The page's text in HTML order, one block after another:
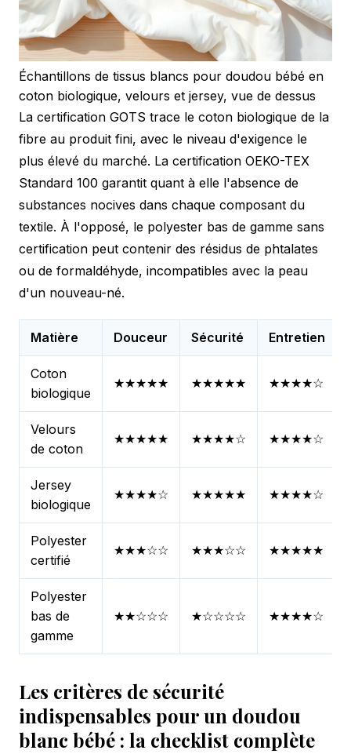
Échantillons de tissus blancs pour doudou bébé en
coton biologique, velours et jersey, vue de dessus
La certification GOTS trace le coton biologique de la
fibre au produit fini, avec le niveau d'exigence le
plus élevé du marché. La certification OEKO-TEX
Standard 100 garantit quant à elle l'absence de
substances nocives dans chaque composant du
textile. À l'opposé, le polyester bas de gamme sans
certification peut contenir des résidus de phtalates
ou de formaldéhyde, incompatibles avec la peau
d'un nouveau-né.
Matière Douceur Sécurité Entretien
Coton
biologique
★★★★★ ★★★★★ ★★★★☆
Velours
de coton
★★★★★ ★★★★☆ ★★★★☆
Jersey
biologique
★★★★☆ ★★★★★ ★★★★☆
Polyester
certifié
★★★☆☆ ★★★☆☆ ★★★★★
Polyester
bas de
gamme
★★☆☆☆ ★☆☆☆☆ ★★★★☆
Les critères de sécurité
indispensables pour un doudou
blanc bébé : la checklist complète